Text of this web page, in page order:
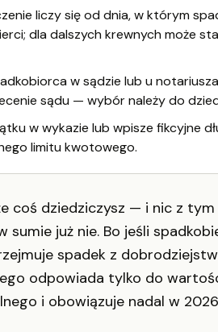
liczy się od dnia, w którym
dla dalszych krewnych może
w sądzie lub u
sądu — wybór należy do
w wykazie lub wpisze fikcyjne
limitu kwotowego.
coś dziedziczysz — i nic z
już nie. Bo jeśli
spadek z
odpowiada tylko do
i obowiązuje nadal w